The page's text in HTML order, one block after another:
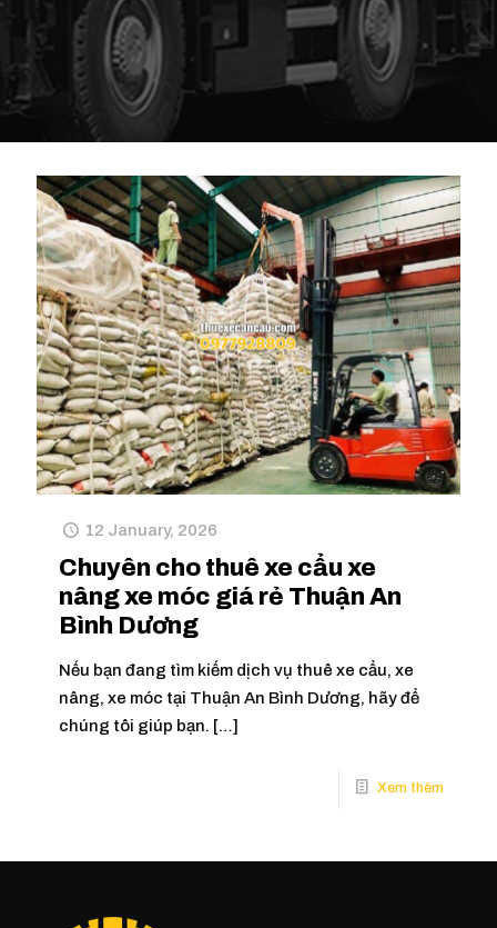
12 January, 2026
Chuyên cho thuê xe cẩu xe
nâng xe móc giá rẻ Thuận An
Bình Dương
Nếu bạn đang tìm kiếm dịch vụ thuê xe cẩu, xe
nâng, xe móc tại Thuận An Bình Dương, hãy để
chúng tôi giúp bạn. […]